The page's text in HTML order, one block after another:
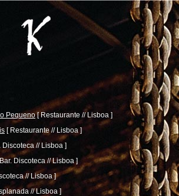
Pequeno[ Restaurante // Lisboa ]
[ Restaurante // Lisboa ]
Discoteca // Lisboa ]
Discoteca // Lisboa ]
// Lisboa ]
// Lisboa ]